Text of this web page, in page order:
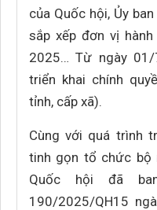
của Quốc hội, Ủy
sắp xếp đơn vị
2025… Từ ngày
triển khai chính
tỉnh, cấp xã).
Cùng với quá trình
tinh gọn tổ chức bộ
Quốc hội đã
190/2025/QH15